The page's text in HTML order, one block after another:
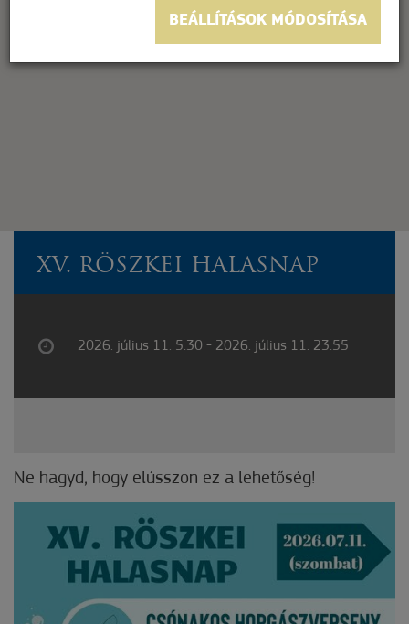
XV. RÖSZKEI HALASNAP
2026. július 11. 5:30 - 2026. július 11. 23:55
Ne hagyd, hogy elússzon ez a lehetőség!
BEÁLLÍTÁSOK MÓDOSÍTÁSA